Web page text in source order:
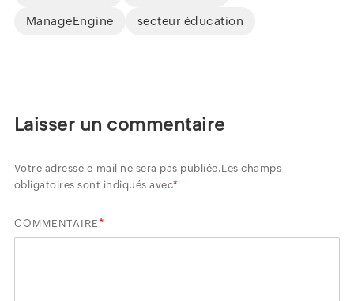
ManageEngine secteur éducation
Laisser un commentaire
Votre adresse e-mail ne sera pas publiée.Les champs
obligatoires sont indiqués avec*
COMMENTAIRE*